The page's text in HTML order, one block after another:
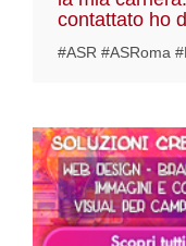
contattato ho
#ASR #ASRoma